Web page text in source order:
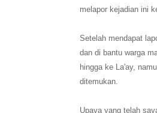
melapor kejadian ini
Setelah mendapat
dan di bantu warga
hingga ke La'ay,
ditemukan.
Upaya yang telah